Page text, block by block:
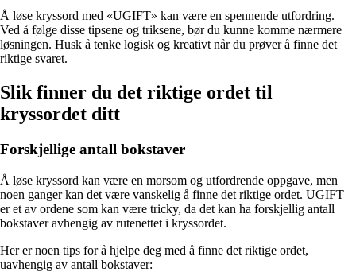
Å løse kryssord med «UGIFT» kan være en spennende utfordring.
Ved å følge disse tipsene og triksene, bør du kunne komme nærmere
løsningen. Husk å tenke logisk og kreativt når du prøver å finne det
riktige svaret.
Slik finner du det riktige ordet til
kryssordet ditt
Forskjellige antall bokstaver
Å løse kryssord kan være en morsom og utfordrende oppgave, men
noen ganger kan det være vanskelig å finne det riktige ordet. UGIFT
er et av ordene som kan være tricky, da det kan ha forskjellig antall
bokstaver avhengig av rutenettet i kryssordet.
Her er noen tips for å hjelpe deg med å finne det riktige ordet,
uavhengig av antall bokstaver: